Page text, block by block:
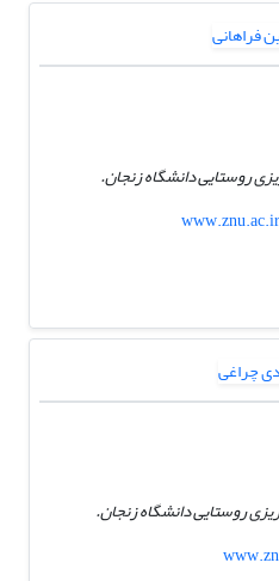
روستایی دانشگاه زنجان.
روستایی دانشگاه زنجان.